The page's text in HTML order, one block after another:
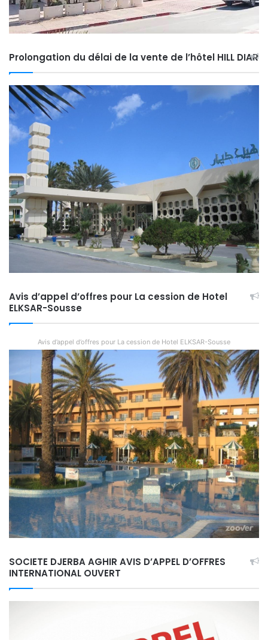
Prolongation du délai de la vente de l’hôtel HILL DIAR
Avis d’appel d’offres pour La cession de Hotel
ELKSAR-Sousse
Avis d’appel d’offres pour La cession de Hotel ELKSAR-Sousse
SOCIETE DJERBA AGHIR AVIS D’APPEL D’OFFRES
INTERNATIONAL OUVERT